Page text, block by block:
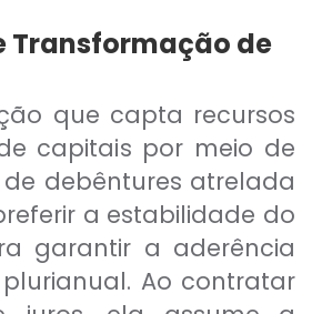
Transformação de
que capta recursos
capitais por meio de
debêntures atrelada
a estabilidade do
garantir a aderência
Ao contratar